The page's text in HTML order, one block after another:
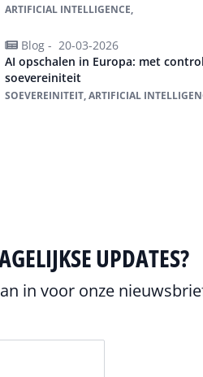
ARTIFICIAL INTELLIGENCE,
Blog - 20-03-2026
AI opschalen in Europa: met
soevereiniteit
SOEVEREINITEIT, ARTIFICIAL
UPDATES?
in voor onze